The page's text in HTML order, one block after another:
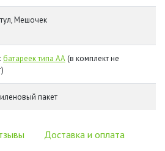
Мешочек
батареек типа АА(в комплект не
пакет
Доставка и оплата